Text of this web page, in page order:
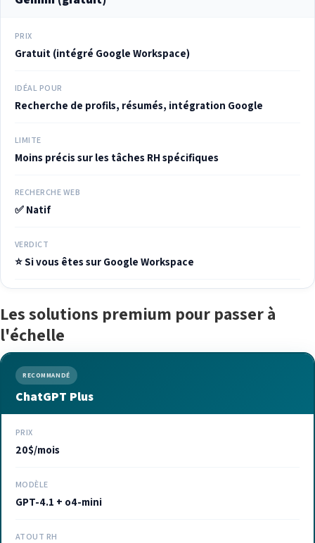
PRIX
Gratuit (intégré Google Workspace)
IDÉAL POUR
Recherche de profils, résumés, intégration Google
LIMITE
Moins précis sur les tâches RH spécifiques
RECHERCHE WEB
✅ Natif
VERDICT
⭐ Si vous êtes sur Google Workspace
Les solutions premium pour passer à
l'échelle
RECOMMANDÉ
ChatGPT Plus
PRIX
20$/mois
MODÈLE
GPT-4.1 + o4-mini
ATOUT RH